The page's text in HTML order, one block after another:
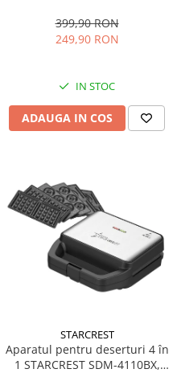
Putere de absorbtie 550 m3/h,
1 Motor, 2 Trepte putere, 60
399,90 RON
249,90 RON
IN STOC
ADAUGA IN COS
STARCREST
Aparatul pentru deserturi 4 în
1 STARCREST SDM-4110BX,